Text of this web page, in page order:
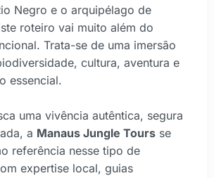
Negro e o arquipélago de
roteiro vai muito além do
Trata-se de uma imersão
cultura, aventura e
essencial.
uma vivência autêntica, segura
a Manaus Jungle Tours se
referência nesse tipo de
expertise local, guias